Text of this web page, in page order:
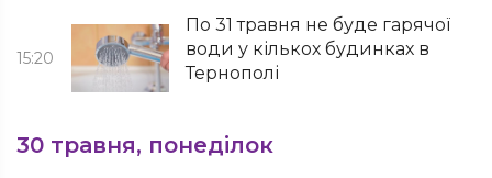
15:20
По 31 травня не буде гарячої
води у кількох будинках в
Тернополі
30 травня, понеділок